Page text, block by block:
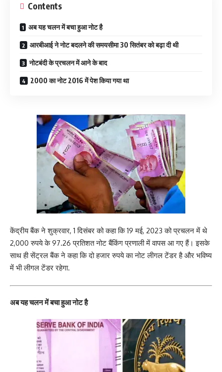
Contents
अब यह चलन में बचा हुआ नोट है
आरबीआई ने नोट बदलने की समयसीमा 30 सितंबर को बढ़ा दी थी
नोटबंदी के प्रचलन में आने के बाद
2000 का नोट 2016 में पेश किया गया था
केंद्रीय बैंक ने शुक्रवार, 1 दिसंबर को कहा कि 19 मई, 2023 को प्रचलन में थे
2,000 रुपये के 97.26 प्रतिशत नोट बैंकिंग प्रणाली में वापस आ गए हैं। इसके
साथ ही सेंट्रल बैंक ने कहा कि दो हजार रुपये का नोट लीगल टेंडर है और भविष्य
में भी लीगल टेंडर रहेगा.
अब यह चलन में बचा हुआ नोट है